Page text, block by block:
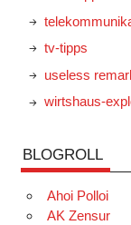
tv-tipps
useless
wirtshaus-
BLOGROLL
Ahoi Polloi
AK Zensur